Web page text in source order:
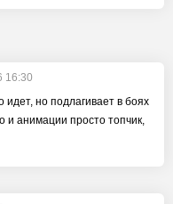
16:30
но подлагивает в боях
и анимации просто топчик,